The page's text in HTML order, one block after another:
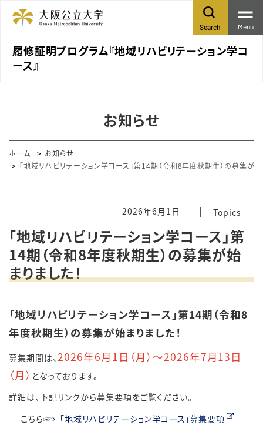
履修証明プログラム『地域リハビリテーション学コ
ース』
Search Menu
お知らせ
ホーム
お知らせ
「地域リハビリテーション学コース」第14期（令和8年度秋期生）の募集が始
2026年6月1日 Topics
「地域リハビリテーション学コース」第
14期（令和8年度秋期生）の募集が始
まりました！
「地域リハビリテーション学コース」第14期（令和8
年度秋期生）の募集が始まりました ！
募集期間は、2026年6月1 日（月）～2026年7月13 日
（月） となっております。
詳細は、下記リンクから募集要項をご覧ください。
こちら☞
「地域リハビリテーション学コース」募集要項